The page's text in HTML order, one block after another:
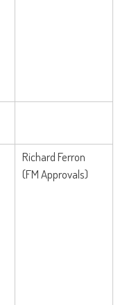
Richard Ferron
(FM Approvals)